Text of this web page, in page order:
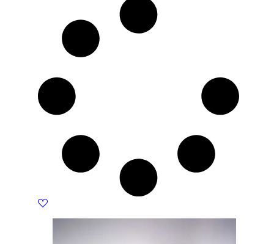
950 KM.